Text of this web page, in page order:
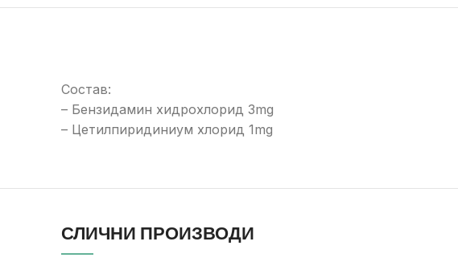
Состав:
– Бензидамин хидрохлорид 3mg
– Цетилпиридиниум хлорид 1mg
СЛИЧНИ ПРОИЗВОДИ